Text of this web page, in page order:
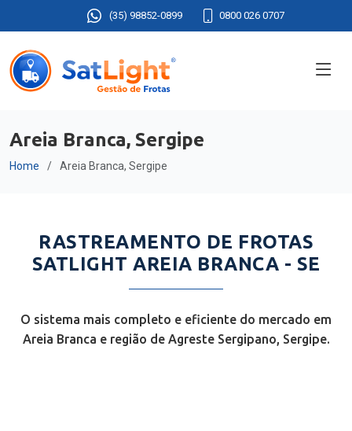
(35) 98852-0899 0800 026 0707
Areia Branca, Sergipe
Home Areia Branca, Sergipe
RASTREAMENTO DE FROTAS
SATLIGHT AREIA BRANCA - SE
O sistema mais completo e eficiente do mercado em
Areia Branca e região de Agreste Sergipano, Sergipe.